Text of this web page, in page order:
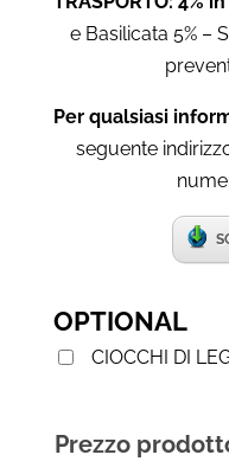
e Basilicata 5% –
Per qualsiasi
seguente
OPTIONAL
CIOCCHI DI
Prezzo